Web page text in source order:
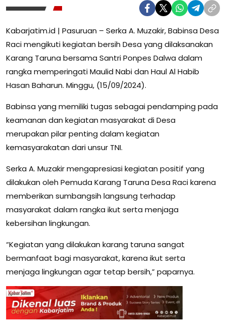
Kabarjatim.id | Pasuruan – Serka A. Muzakir, Babinsa Desa
Raci mengikuti kegiatan bersih Desa yang dilaksanakan
Karang Taruna bersama Santri Ponpes Dalwa dalam
rangka memperingati Maulid Nabi dan Haul Al Habib
Hasan Baharun. Minggu, (15/09/2024).
Babinsa yang memiliki tugas sebagai pendamping pada
keamanan dan kegiatan masyarakat di Desa
merupakan pilar penting dalam kegiatan
kemasyarakatan dari unsur TNI.
Serka A. Muzakir mengapresiasi kegiatan positif yang
dilakukan oleh Pemuda Karang Taruna Desa Raci karena
memberikan sumbangsih langsung terhadap
masyarakat dalam rangka ikut serta menjaga
kebersihan lingkungan.
“Kegiatan yang dilakukan karang taruna sangat
bermanfaat bagi masyarakat, karena ikut serta
menjaga lingkungan agar tetap bersih,” paparnya.